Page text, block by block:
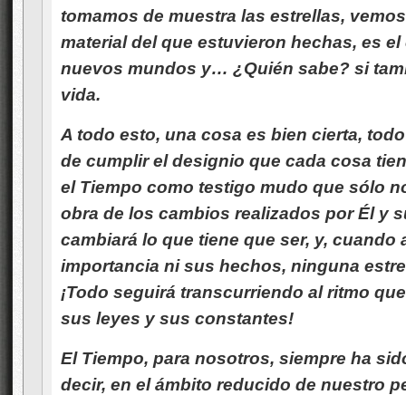
tomamos de muestra las estrellas,
material del que estuvieron hechas, es
nuevos mundos y… ¿Quién sabe? si
vida.
A todo esto, una cosa es bien cierta,
de cumplir el designio que cada cosa
el Tiempo como testigo mudo que sólo
obra de los cambios realizados por Él y
cambiará lo que tiene que ser, y,
importancia ni sus hechos, ninguna
¡Todo seguirá transcurriendo al ritmo
sus leyes y sus constantes!
El Tiempo, para nosotros, siempre ha
decir, en el ámbito reducido de nuestro